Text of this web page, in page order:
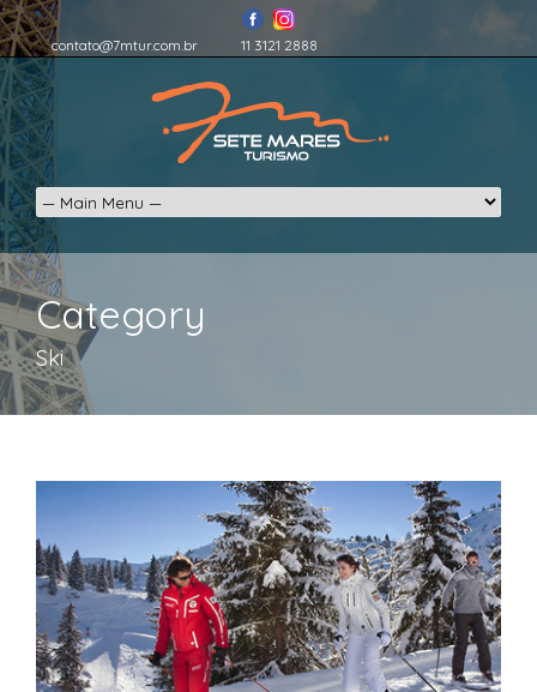
contato@7mtur.com.br 11 3121 2888
Category
Ski